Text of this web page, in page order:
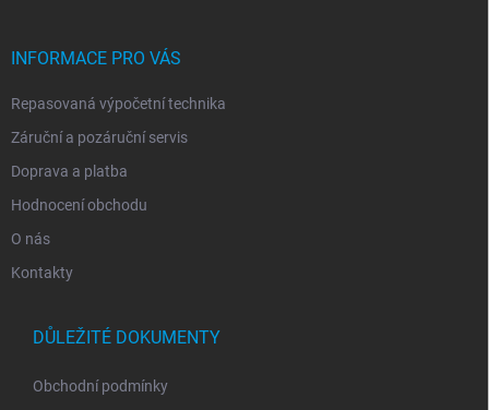
INFORMACE PRO VÁS
Repasovaná výpočetní technika
Záruční a pozáruční servis
Doprava a platba
Hodnocení obchodu
O nás
Kontakty
DŮLEŽITÉ DOKUMENTY
Obchodní podmínky